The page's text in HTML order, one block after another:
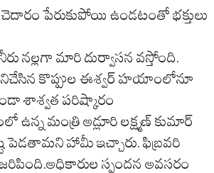
పేరుకుపోయి ఉండటంతో భక్తులు
నల్లగా మారి దుర్వాసన వస్తోంది.
పనిచేసిన కొప్పుల ఈశ్వర్ హయాంలోనూ
శాశ్వత పరిష్కారం
మంత్రి అడ్లూరి లక్ష్మణ్ కుమార్
పెడతామని హామీ ఇచ్చారు. ఫిబ్రవరి
జరిపింది.అధికారుల స్పందన అవసరం​